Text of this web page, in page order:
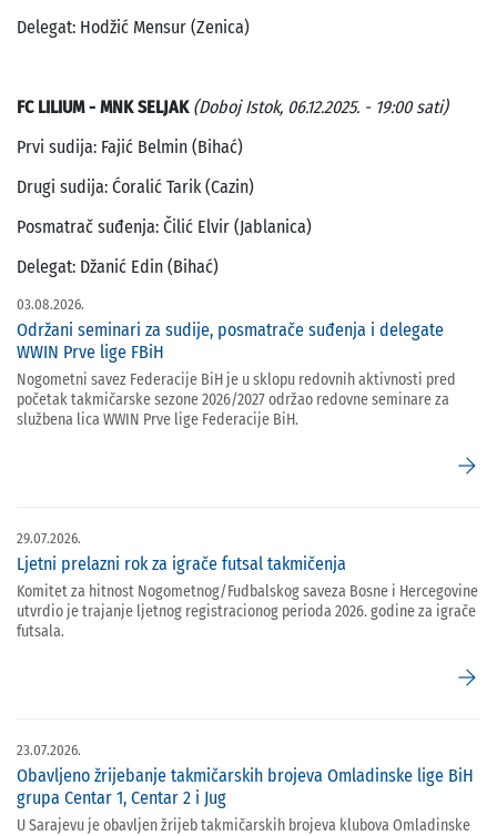
Delegat: Hodžić Mensur (Zenica)
FC LILIUM - MNK SELJAK (Doboj Istok, 06.12.2025. - 19:00 sati)
Prvi sudija: Fajić Belmin (Bihać)
Drugi sudija: Ćoralić Tarik (Cazin)
Posmatrač suđenja: Čilić Elvir (Jablanica)
Delegat: Džanić Edin (Bihać)
03.08.2026.
Održani seminari za sudije, posmatrače suđenja i delegate
WWIN Prve lige FBiH
Nogometni savez Federacije BiH je u sklopu redovnih aktivnosti pred
početak takmičarske sezone 2026/2027 održao redovne seminare za
službena lica WWIN Prve lige Federacije BiH.
arrow_forward
29.07.2026.
Ljetni prelazni rok za igrače futsal takmičenja
Komitet za hitnost Nogometnog/Fudbalskog saveza Bosne i Hercegovine
utvrdio je trajanje ljetnog registracionog perioda 2026. godine za igrače
futsala.
arrow_forward
23.07.2026.
Obavljeno žrijebanje takmičarskih brojeva Omladinske lige BiH
grupa Centar 1, Centar 2 i Jug
U Sarajevu je obavljen žrijeb takmičarskih brojeva klubova Omladinske